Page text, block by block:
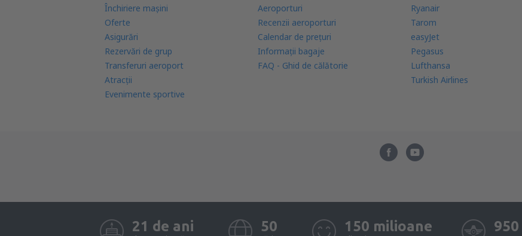
Închiriere mașini
Oferte
Asigurări
Rezervări de grup
Transferuri aeroport
Atracţii
Evenimente sportive
Aeroporturi
Recenzii aeroporturi
Calendar de prețuri
Informații bagaje
FAQ - Ghid de călătorie
Ryanair
Tarom
easyJet
Pegasus
Lufthansa
Turkish Airlines
21 de ani 50 150 milioane 950